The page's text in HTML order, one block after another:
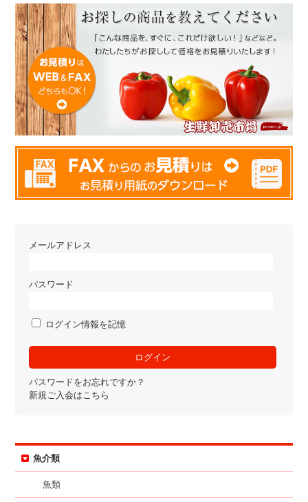
メールアドレス
パスワード
ログイン情報を記憶
パスワードをお忘れですか？
新規ご入会はこちら
魚介類
魚類